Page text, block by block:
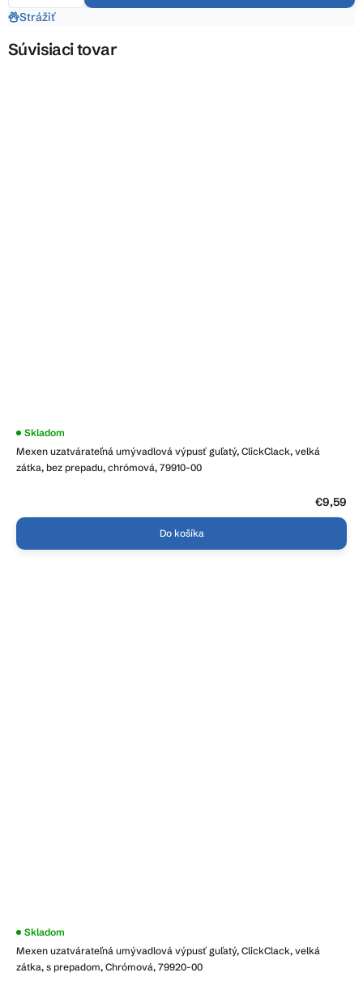
Strážiť
Súvisiaci tovar
Mexen uzatvárateľná umývadlová výpusť guľatý, ClickClack, velká
zátka, bez prepadu, chrómová, 79910-00
Priemerné
produktu
je
Skladom
€9,59
Do košíka
Mexen uzatvárateľná umývadlová výpusť guľatý, ClickClack, velká
zátka, s prepadom, Chrómová, 79920-00
Skladom